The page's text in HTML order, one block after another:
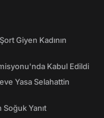
Giyen Kadının
Kabul Edildi
Yasa Selahattin
Yanıt